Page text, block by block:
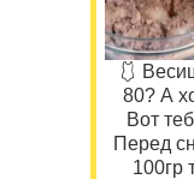
🩱
80? А
Вот
Перед
100гр